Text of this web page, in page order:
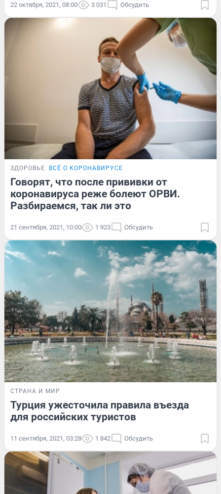
22 октября, 2021, 08:00 3 031 Обсудить
ЗДОРОВЬЕ ВСЁ О КОРОНАВИРУСЕ
Говорят, что после прививки от
коронавируса реже болеют ОРВИ.
Разбираемся, так ли это
21 сентября, 2021, 10:00 1 923 Обсудить
СТРАНА И МИР
Турция ужесточила правила въезда
для российских туристов
11 сентября, 2021, 03:28 1 842 Обсудить